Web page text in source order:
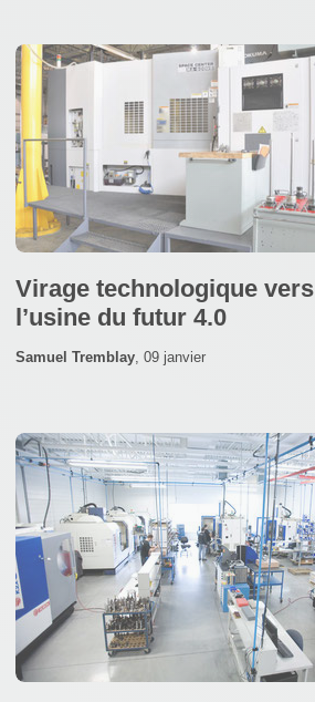
Virage technologique vers
l’usine du futur 4.0
Samuel Tremblay 09 janvier